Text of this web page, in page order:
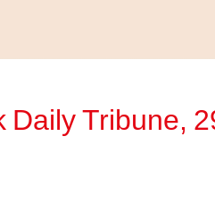
Daily Tribune,